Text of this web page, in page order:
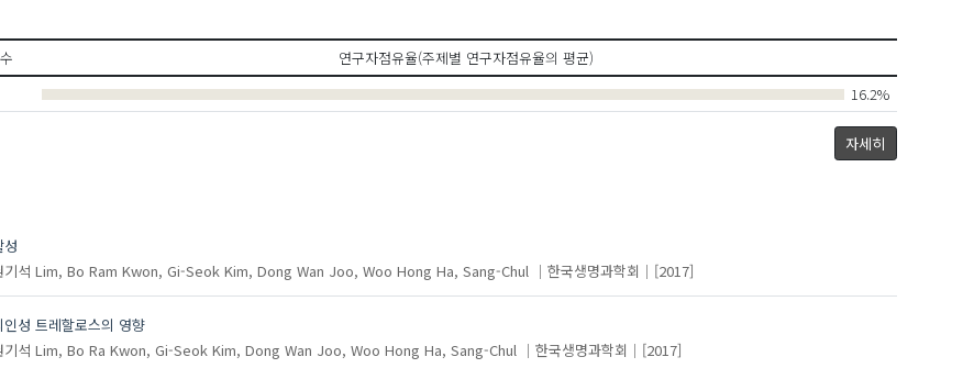
이중복
Kwon, Gi-Seok
Hwang, ak-Soo
연구자점유율(주제별 연구자점유율의 평균)
16.2%
자세히
기석 Lim, Bo Ram Kwon, Gi-Seok Kim, Dong Wan Joo, Woo Hong Ha, Sang-Chul 한국생명과학회 [2017]
성 트레할로스의 영향
기석 Lim, Bo Ra Kwon, Gi-Seok Kim, Dong Wan Joo, Woo Hong Ha, Sang-Chul 한국생명과학회 [2017]